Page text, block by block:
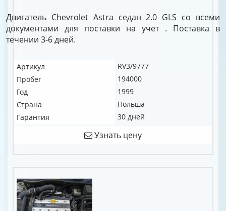
Двигатель Chevrolet Astra седан 2.0 GLS со всеми
документами для поставки на учет . Поставка в
течении 3-6 дней.
Артикул
RV3/9777
Пробег
194000
Год
1999
Страна
Польша
Гарантия
30 дней
Узнать цену